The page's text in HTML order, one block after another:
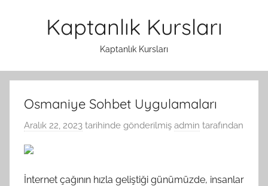
Kaptanlık Kursları
Kaptanlık Kursları
Osmaniye Sohbet Uygulamaları
Aralık 22, 2023 tarihinde gönderilmiş admin tarafından
İnternet çağının hızla geliştiği günümüzde, insanlar